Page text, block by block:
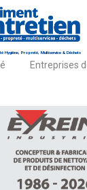
Hygiène, Propreté, Multiservice & Déchets
Entreprises